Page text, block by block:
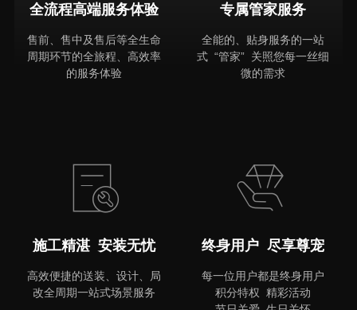
全流程高端服务体验
售前、售中及售后等全生命
周期环节的全旅程、高效率
的服务体验
专属管家服务
全能的、贴身服务的一站
式 “管家” 关照您每一丝细
微的需求
施工精湛 安装无忧
高效便捷的送装、设计、局
改全周期一站式场景服务
终身用户 尽享尊宠
每一位用户都是终身用户
积分特权 精彩活动